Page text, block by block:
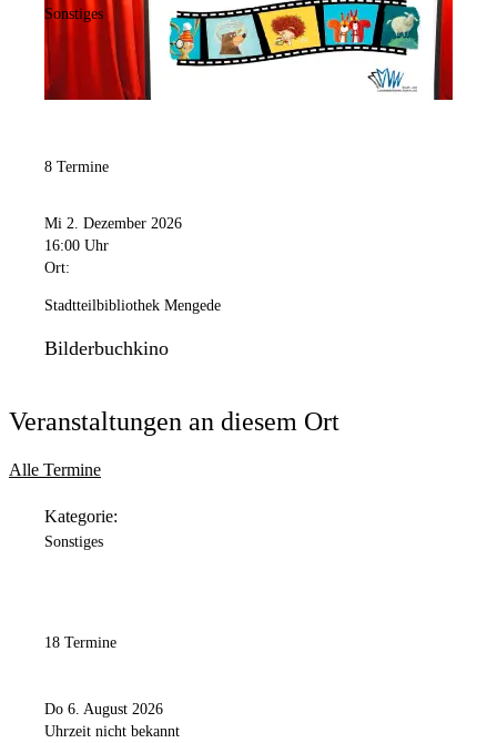
Sonstiges
8 Termine
Mi 2. Dezember 2026
16:00 Uhr
Ort:
Stadtteilbibliothek Mengede
Bilderbuchkino
Veranstaltungen an diesem Ort
Alle Termine
Kategorie:
Sonstiges
18 Termine
Do 6. August 2026
Uhrzeit nicht bekannt